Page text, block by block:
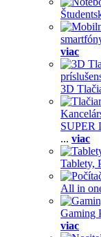
viac
3D
SUPER
... viac
Tablety,
All in
Gaming
viac